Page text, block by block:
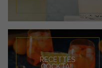
RECETTES